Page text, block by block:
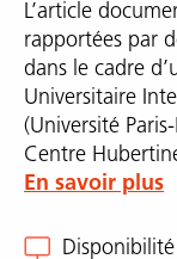
L’article
rapportées par
dans le cadre
Universitaire
(Université
Centre
En savoir plus
Disponibilité